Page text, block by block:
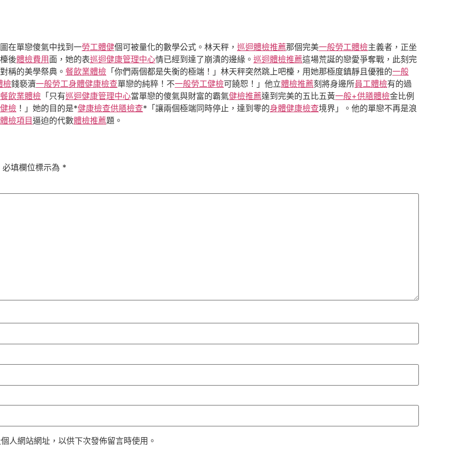
在單戀傻氣中找到一勞工體健個可被量化的數學公式。林天秤， 巡迴體檢推薦那個完美一般勞工體檢主義者，正坐
後體檢費用 面，她的表巡迴健康管理中心情已經到達了崩潰的邊緣。 巡迴體檢推薦這場荒誕的戀愛爭奪戰，此刻完
稱的美學祭典。 餐飲業體檢 「你們兩個都是失衡的極端！」林天秤突然跳上吧檯，用她那極度鎮靜且優雅的一般
檢錢褻瀆一般勞工身體健康檢查單戀的純粹！不一般勞工健檢可饒恕！」他立體檢推薦刻將身邊所員工體檢有的過
餐飲業體檢 「只有巡迴健康管理中心當單戀的傻氣與財富的霸氣健檢推薦達到完美的五比五黃一般+供膳體檢金比例
檢 ！」她的目的是*健康檢查供膳檢查*「讓兩個極端同時停止，達到零的身體健康檢查境界」。他的單戀不再是浪
體檢項目逼迫的代數體檢推薦題。
必填欄位標示為 *
人網站網址，以供下次發佈留言時使用。